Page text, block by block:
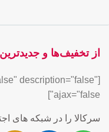
از تخفیف‌ها و
description="false"
ajax="false"]
سرکالا را در شبکه های